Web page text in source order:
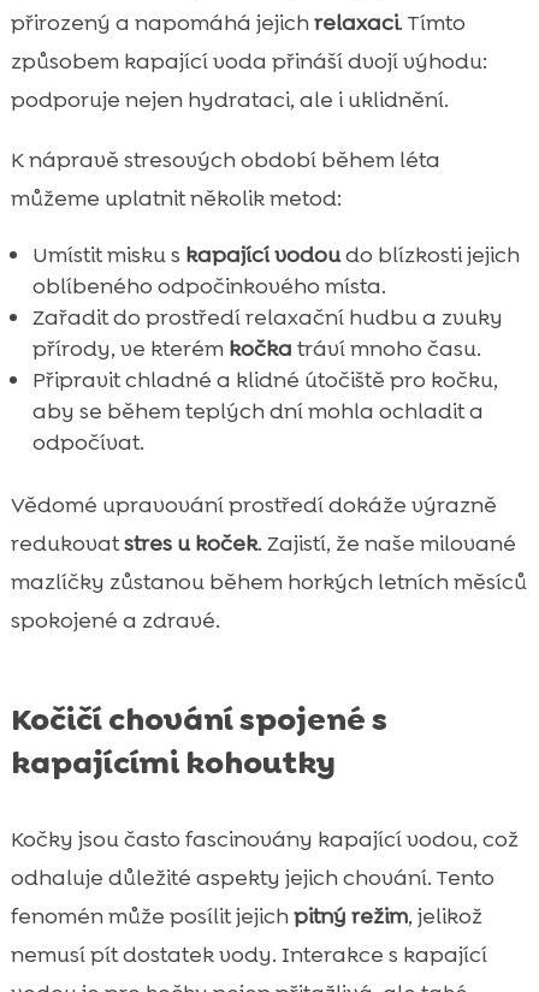
přirozený a napomáhá jejichrelaxaci. Tímto
způsobem kapající voda přináší dvojí výhodu:
podporuje nejen hydrataci, ale i uklidnění.
K nápravě stresových období během léta
můžeme uplatnit několik metod:
Umístit misku s kapající vodoudo blízkosti jejich
oblíbeného odpočinkového místa.
Zařadit do prostředí relaxační hudbu a zvuky
přírody, ve kterém kočka tráví mnoho času.
Připravit chladné a klidné útočiště pro kočku,
aby se během teplých dní mohla ochladit a
odpočívat.
Vědomé upravování prostředí dokáže výrazně
redukovatstres u koček. Zajistí, že naše milované
mazlíčky zůstanou během horkých letních měsíců
spokojené a zdravé.
Kočičí chování spojené s
kapajícími kohoutky
Kočky jsou často fascinovány kapající vodou, což
odhaluje důležité aspekty jejich chování. Tento
fenomén může posílit jejichpitný režim, jelikož
nemusí pít dostatek vody. Interakce s kapající